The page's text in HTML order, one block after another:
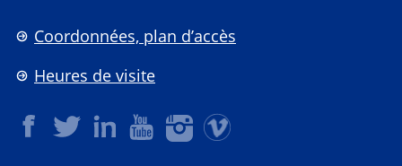
Coordonnées, plan d’accès
Heures de visite